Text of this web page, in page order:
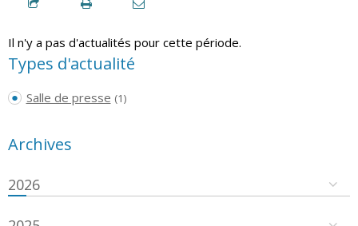
Il n'y a pas d'actualités pour cette période.
Types d'actualité
Salle de presse (1)
Archives
2026